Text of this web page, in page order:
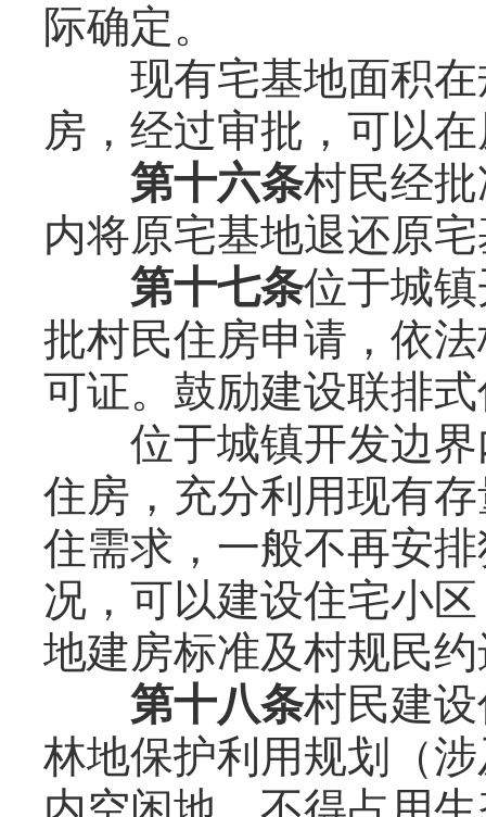
际确定。
现有宅基地面积在
房，经过审批，可以
第十六条村民经
内将原宅基地退还原
第十七条位于城
批村民住房申请，依
可证。鼓励建设联排
位于城镇开发边界
住房，充分利用现有
住需求，一般不再安
况，可以建设住宅小
地建房标准及村规民
第十八条村民建
林地保护利用规划（